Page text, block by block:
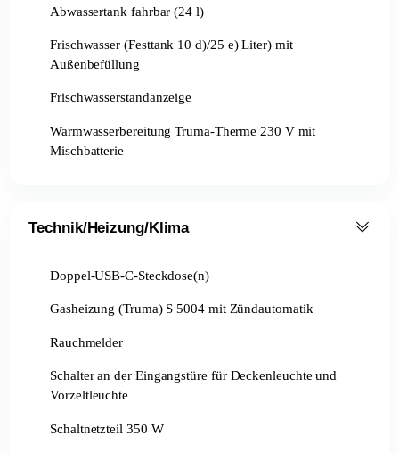
Abwassertank fahrbar (24 l)
Frischwasser (Festtank 10 d)/25 e) Liter) mit
Außenbefüllung
Frischwasserstandanzeige
Warmwasserbereitung Truma-Therme 230 V mit
Mischbatterie
Technik/Heizung/Klima
Doppel-USB-C-Steckdose(n)
Gasheizung (Truma) S 5004 mit Zündautomatik
Rauchmelder
Schalter an der Eingangstüre für Deckenleuchte und
Vorzeltleuchte
Schaltnetzteil 350 W